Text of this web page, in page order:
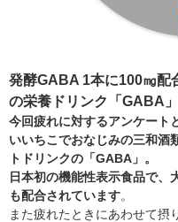
発酵GABA 1本に100㎎配
の栄養ドリンク「GABA」
今回疲れに対するアンケート
いいちこでおなじみの三和酒
トドリンクの「GABA」。
日本初の機能性表示食品で
も配合されています。
また疲れたときにあわせて摂